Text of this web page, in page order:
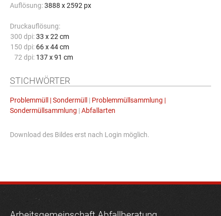
Auflösung:3888 x 2592 px
Druckauflösung:
300 dpi: 33 x 22 cm
150 dpi: 66 x 44 cm
72 dpi: 137 x 91 cm
STICHWÖRTER
Problemmüll | Sondermüll | Problemmüllsammlung |
Sondermüllsammlung | Abfallarten
Download des Bildes erst nach Login möglich.